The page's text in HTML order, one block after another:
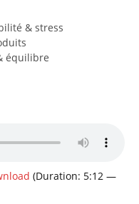
& stress
équilibre
(Duration: 5:12 —